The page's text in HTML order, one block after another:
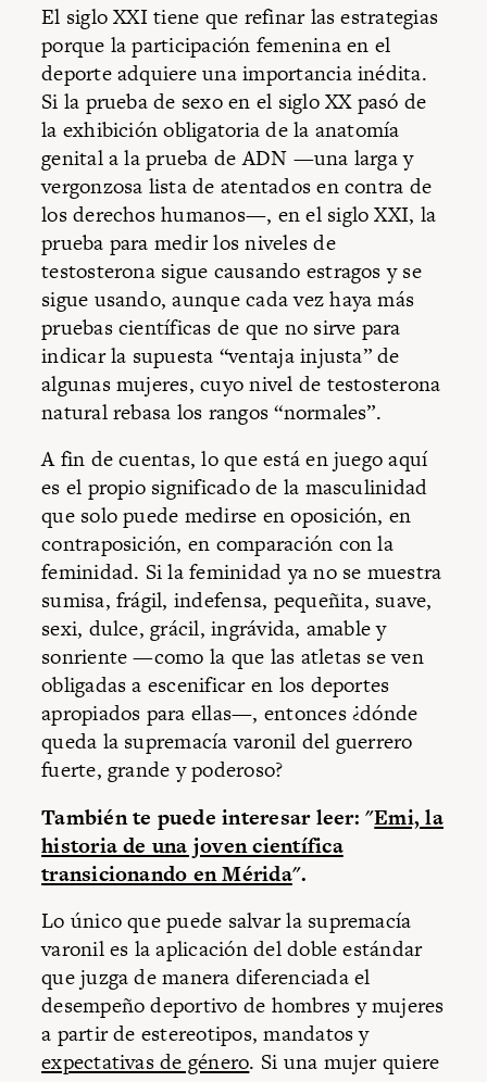
El siglo XXI tiene que refinar las estrategias
porque la participación femenina en el
deporte adquiere una importancia inédita.
Si la prueba de sexo en el siglo XX pasó de
la exhibición obligatoria de la anatomía
genital a la prueba de ADN —una larga y
vergonzosa lista de atentados en contra de
los derechos humanos—, en el siglo XXI, la
prueba para medir los niveles de
testosterona sigue causando estragos y se
sigue usando, aunque cada vez haya más
pruebas científicas de que no sirve para
indicar la supuesta “ventaja injusta” de
algunas mujeres, cuyo nivel de testosterona
natural rebasa los rangos “normales”.
A fin de cuentas, lo que está en juego aquí
es el propio significado de la masculinidad
que solo puede medirse en oposición, en
contraposición, en comparación con la
feminidad. Si la feminidad ya no se muestra
sumisa, frágil, indefensa, pequeñita, suave,
sexi, dulce, grácil, ingrávida, amable y
sonriente —como la que las atletas se ven
obligadas a escenificar en los deportes
apropiados para ellas—, entonces ¿dónde
queda la supremacía varonil del guerrero
fuerte, grande y poderoso?
También te puede interesar leer: "Emi, la
historia de una joven científica
transicionando en Mérida".
Lo único que puede salvar la supremacía
varonil es la aplicación del doble estándar
que juzga de manera diferenciada el
desempeño deportivo de hombres y mujeres
a partir de estereotipos, mandatos y
expectativas de género. Si una mujer quiere